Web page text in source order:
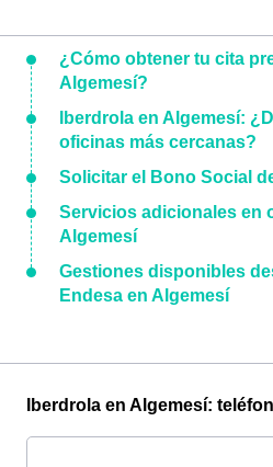
¿Cómo obtener tu cita
Algemesí?
Iberdrola en Algemesí:
oficinas más cercanas?
Solicitar el Bono Social
Servicios adicionales en
Algemesí
Gestiones disponibles
Endesa en Algemesí
Iberdrola en Algemesí: